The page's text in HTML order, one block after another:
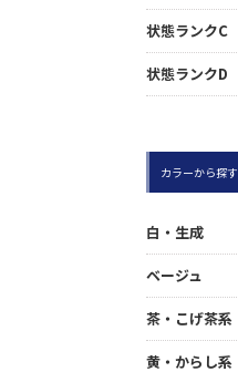
状態ランクC
状態ランクD
カラーから探す
白・生成
ベージュ
茶・こげ茶系
黄・からし系